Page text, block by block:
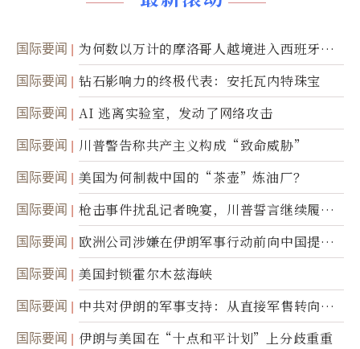
国际要闻
为何数以万计的摩洛哥人越境进入西班牙休
达
国际要闻 钻石影响力的终极代表：安托瓦内特珠宝
国际要闻 AI 逃离实验室，发动了网络攻击
国际要闻 川普警告称共产主义构成“致命威胁”
国际要闻 美国为何制裁中国的“茶壶”炼油厂？
国际要闻
枪击事件扰乱记者晚宴，川普誓言继续履行
职责
国际要闻
欧洲公司涉嫌在伊朗军事行动前向中国提供
美军基地的卫星图像
国际要闻 美国封锁霍尔木兹海峡
国际要闻
中共对伊朗的军事支持：从直接军售转向间
接技术转让
国际要闻 伊朗与美国在“十点和平计划”上分歧重重